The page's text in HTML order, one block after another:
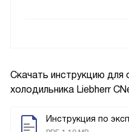
Скачать инструкцию для
холодильника Liebherr
Инструкция по